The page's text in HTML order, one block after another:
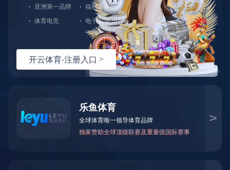
广东总部咨询电话：
400-600-4155
家具行业ERP软件
化工行业ERP系统 玩具行业ERP系统 机器人ERP软件
解决方案服务商
开云网页版登录入口-开云（中国）>ERP方案 精密五金ERP系统